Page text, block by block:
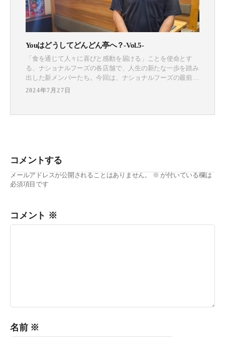
Youはどうしてどんどん亭へ？-Vol.5-
「食を通じて人々に喜びと感動を届ける」ことを使命とす
る、ナショナルフーズの各店舗で、人生の新たな一歩を踏み
出した新メンバーたち。今回は、ナショナルフーズの最前線
で輝く新メンバーたちに対して「Youはどうしてどんどん亭
ました。第5弾は、向上心の高い期待の新メンバー・森下さ
2024年7月27日
コメントする
メールアドレスが公開されることはありません。 ※ が付いている欄は
必須項目です
コメント ※
名前 ※